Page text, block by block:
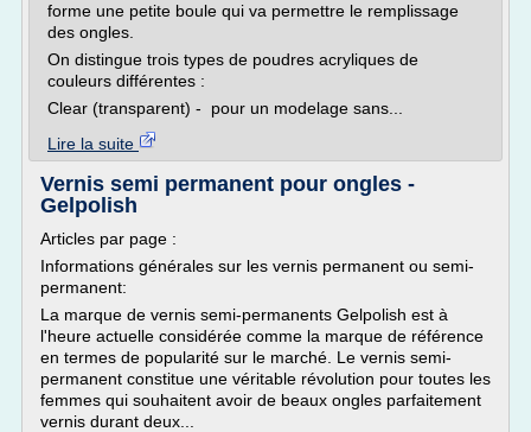
forme une petite boule qui va permettre le remplissage
des ongles.
On distingue trois types de poudres acryliques de
couleurs différentes :
Clear (transparent) - pour un modelage sans...
Lire la suite
Vernis semi permanent pour ongles -
Gelpolish
Articles par page :
Informations générales sur les vernis permanent ou semi-
permanent:
La marque de vernis semi-permanents Gelpolish est à
l'heure actuelle considérée comme la marque de référence
en termes de popularité sur le marché. Le vernis semi-
permanent constitue une véritable révolution pour toutes les
femmes qui souhaitent avoir de beaux ongles parfaitement
vernis durant deux...